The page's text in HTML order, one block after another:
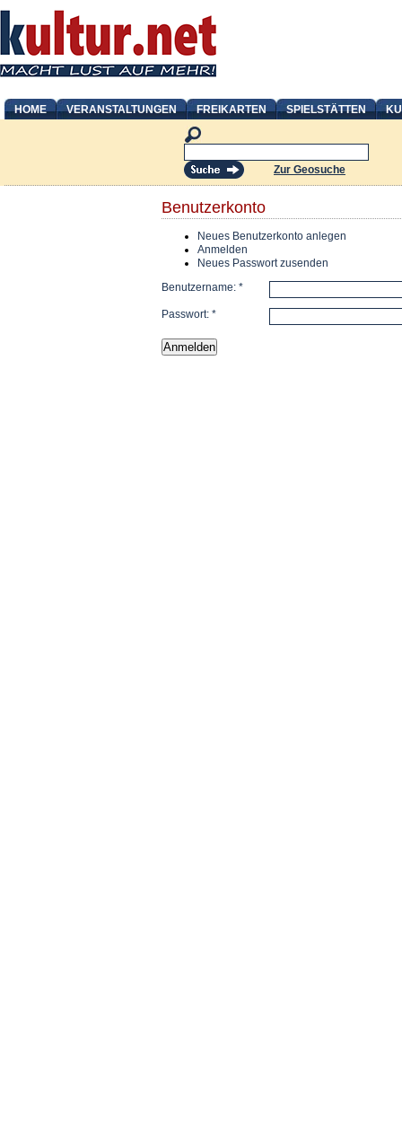
HOME VERANSTALTUNGEN FREIKARTEN SPIELSTÄTTEN
Zur Geosuche
Benutzerkonto
Neues Benutzerkonto anlegen
Anmelden
Neues Passwort zusenden
Benutzername: *
Passwort: *